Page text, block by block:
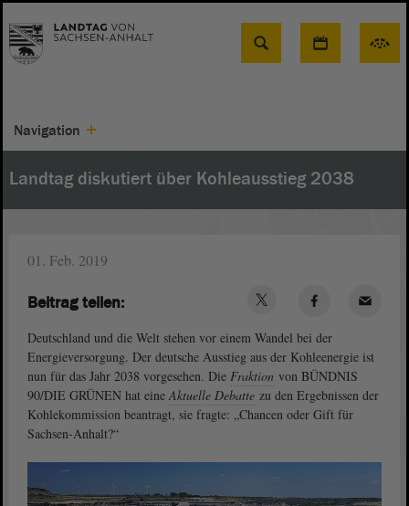
Suche
Navigation
Landtag diskutiert über Kohleausstieg 2038
01. Feb. 2019
Deutschland und die Welt stehen vor einem Wandel bei der
Energieversorgung. Der deutsche Ausstieg aus der Kohleenergie ist
nun für das Jahr 2038 vorgesehen. Die Fraktion von BÜNDNIS
90/DIE GRÜNEN hat eineAktuelle Debatte zu den Ergebnissen der
Kohlekommission beantragt, sie fragte: „Chancen oder Gift für
Sachsen-Anhalt?“
Beitrag teilen: